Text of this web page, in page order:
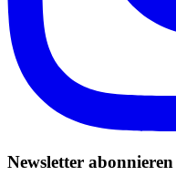
Newsletter abonnieren